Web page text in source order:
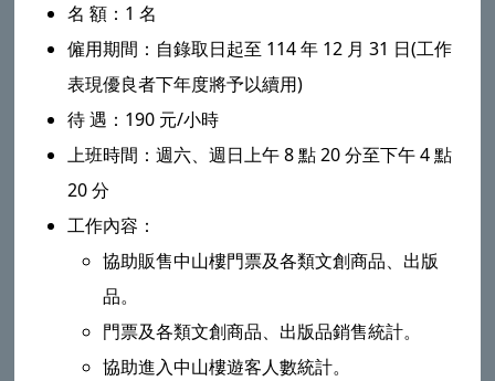
名 額：1 名
僱用期間：自錄取日起至 114 年 12 月 31 日(工作
表現優良者下年度將予以續用)
待 遇：190 元/小時
上班時間：週六、週日上午 8 點 20 分至下午 4 點
20 分
工作內容：
協助販售中山樓門票及各類文創商品、出版
品。
門票及各類文創商品、出版品銷售統計。
協助進入中山樓遊客人數統計。